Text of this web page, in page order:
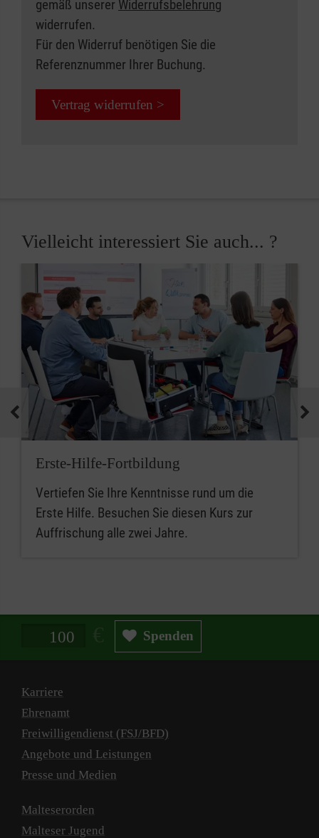
gemäß unserer Widerrufsbelehrung
widerrufen.
Für den Widerruf benötigen Sie die
Referenznummer Ihrer Buchung.
Vertrag widerrufen >
Vielleicht interessiert Sie auch... ?
Erste-Hilfe-Fortbildung
Vertiefen Sie Ihre Kenntnisse rund um die
Erste Hilfe. Besuchen Sie diesen Kurs zur
Auffrischung alle zwei Jahre.
Spendenbetrag in Euro Spenden
Karriere
Ehrenamt
Freiwilligendienst (FSJ/BFD)
Angebote und Leistungen
Presse und Medien
Malteserorden
Malteser Jugend